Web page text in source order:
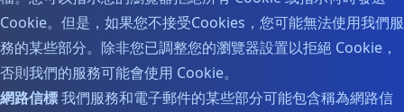
Cookie。但是，如果您不接受Cookies，您可能無法使用我們服
務的某些部分。除非您已調整您的瀏覽器設置以拒絕 Cookie，
否則我們的服務可能會使用 Cookie。
網路信標我們服務和電子郵件的某些部分可能包含稱為網路信